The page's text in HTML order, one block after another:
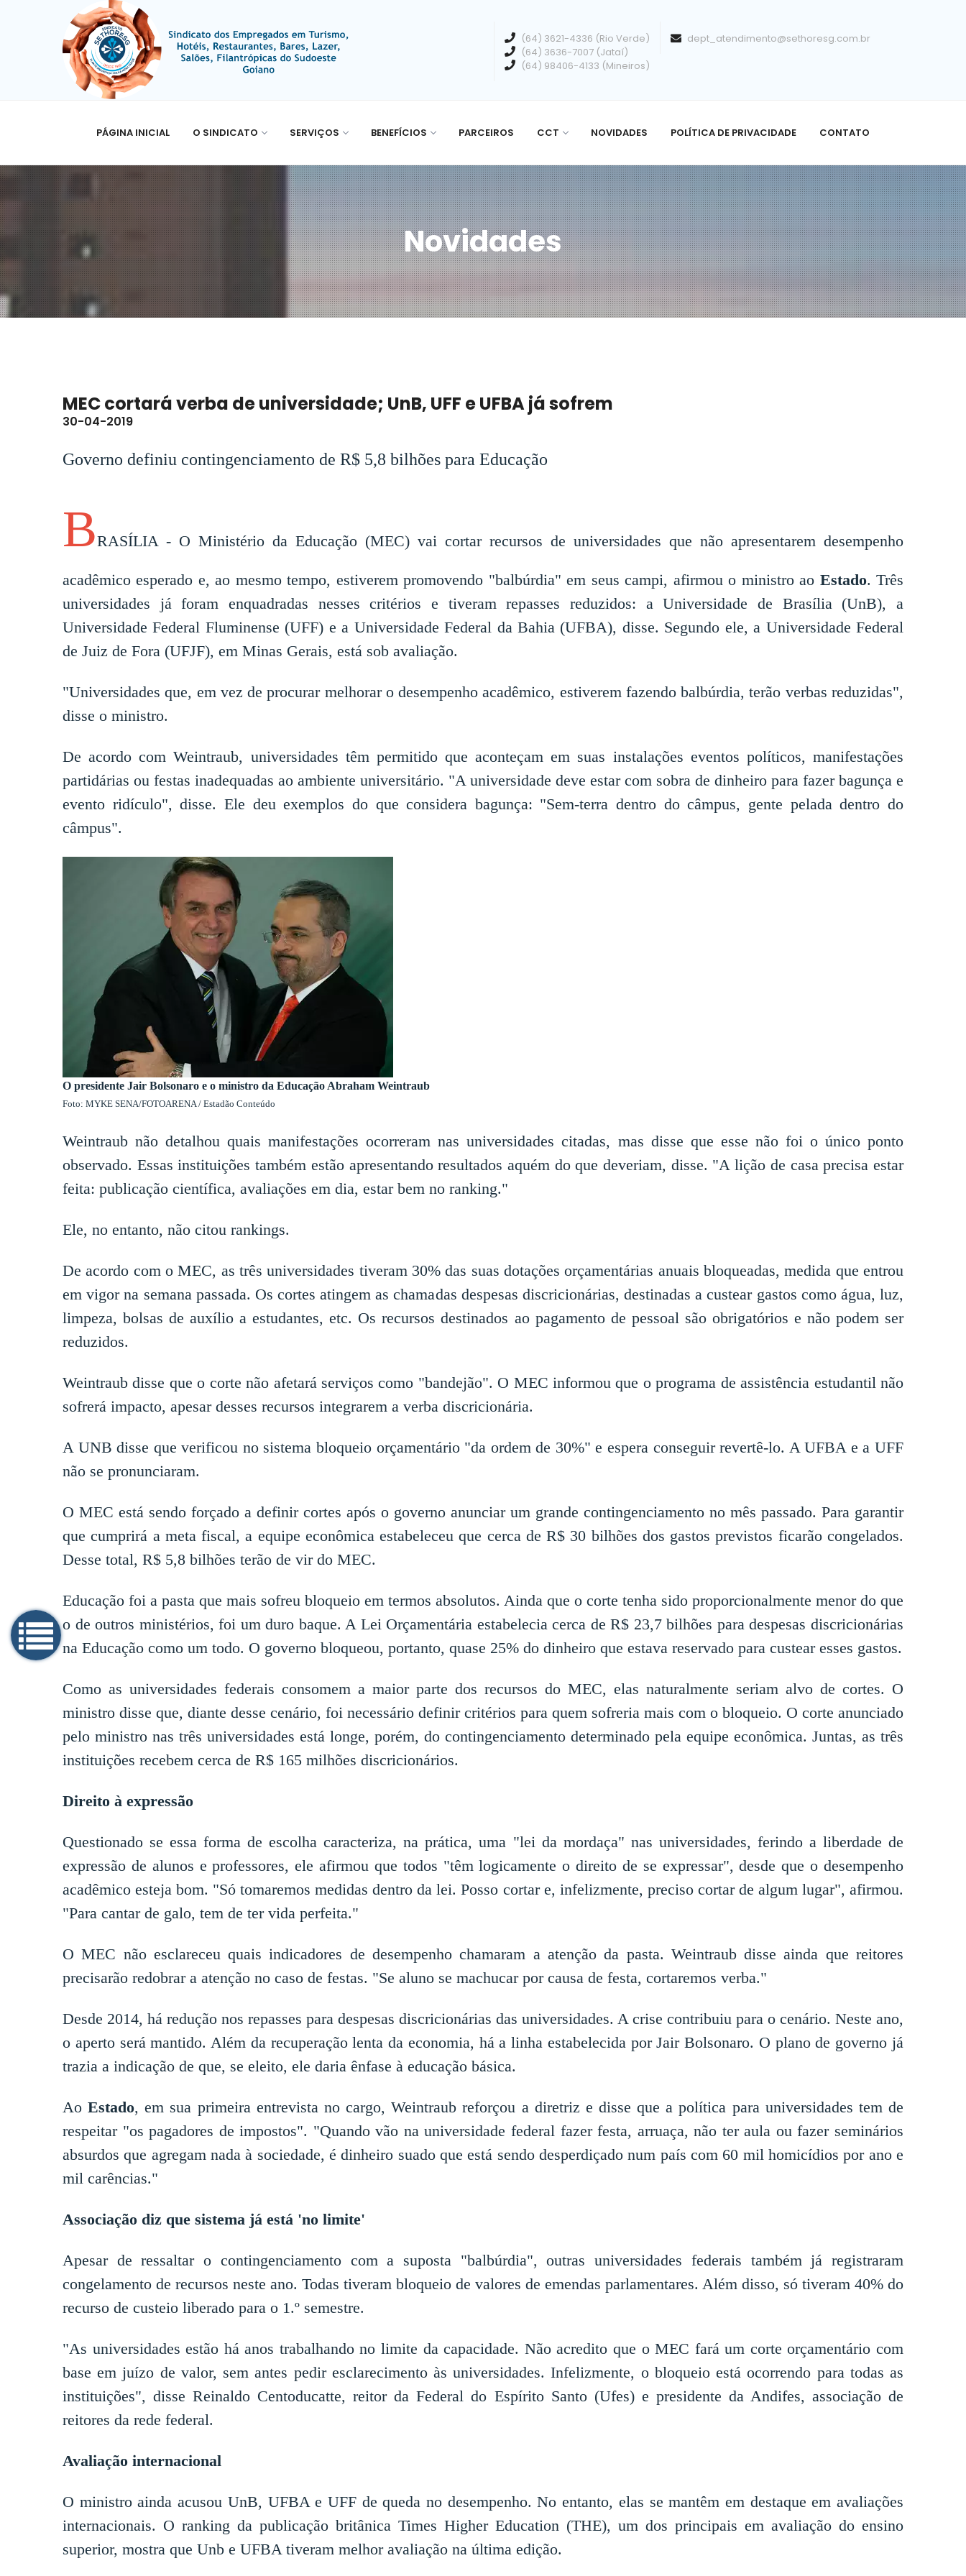
(64) 3621-4336 (Rio Verde)
(64) 3636-7007 (Jataí)
(64) 98406-4133 (Mineiros)
dept_atendimento@sethoresg.com.br
PÁGINA INICIAL O SINDICATO SERVIÇOS BENEFÍCIOS PARCEIROS CCT NOVIDADES POLÍTICA DE PRIVACIDADE CONTATO
Novidades
MEC cortará verba de universidade; UnB, UFF e UFBA já sofrem
30-04-2019
Governo definiu contingenciamento de R$ 5,8 bilhões para Educação
BRASÍLIA - O Ministério da Educação (MEC) vai cortar recursos de universidades que não apresentarem desempenho
acadêmico esperado e, ao mesmo tempo, estiverem promovendo "balbúrdia" em seus campi, afirmou o ministroao Estado. Três
universidades já foram enquadradas nesses critérios e tiveram repasses reduzidos: a Universidade de Brasília (UnB), a
Universidade Federal Fluminense (UFF) e a Universidade Federal da Bahia (UFBA), disse. Segundo ele, a Universidade Federal
de Juiz de Fora (UFJF), em Minas Gerais, está sob avaliação.
"Universidades que, em vez de procurar melhorar o desempenho acadêmico, estiverem fazendo balbúrdia, terão verbas reduzidas",
disse o ministro.
De acordo com Weintraub, universidades têm permitido que aconteçam em suas instalações eventos políticos, manifestações
partidárias ou festas inadequadas ao ambiente universitário. "A universidade deve estar com sobra de dinheiro para fazer bagunça e
evento ridículo", disse. Ele deu exemplos do que considera bagunça: "Sem-terra dentro do câmpus, gente pelada dentro do
câmpus".
O presidente Jair Bolsonaro e o ministro da Educação Abraham Weintraub
Foto: MYKE SENA/FOTOARENA / Estadão Conteúdo
Weintraub não detalhou quais manifestações ocorreram nas universidades citadas, mas disse que esse não foi o único ponto
observado. Essas instituições também estão apresentando resultados aquém do que deveriam, disse. "A lição de casa precisa estar
feita: publicação científica, avaliações em dia, estar bem no ranking."
Ele, no entanto, não citou rankings.
De acordo com o MEC, as três universidades tiveram 30% das suas dotações orçamentárias anuais bloqueadas, medida que entrou
em vigor na semana passada. Os cortes atingem as chamadas despesas discricionárias, destinadas a custear gastos como água, luz,
limpeza, bolsas de auxílio a estudantes, etc. Os recursos destinados ao pagamento de pessoal são obrigatórios e não podem ser
reduzidos.
Weintraub disse que o corte não afetará serviços como "bandejão". O MEC informou que o programa de assistência estudantil não
sofrerá impacto, apesar desses recursos integrarem a verba discricionária.
A UNB disse que verificou no sistema bloqueio orçamentário "da ordem de 30%" e espera conseguir revertê-lo. A UFBA e a UFF
não se pronunciaram.
O MEC está sendo forçado a definir cortes após o governo anunciar um grande contingenciamento no mês passado. Para garantir
que cumprirá a meta fiscal, a equipe econômica estabeleceu que cerca de R$ 30 bilhões dos gastos previstos ficarão congelados.
Desse total, R$ 5,8 bilhões terão de vir do MEC.
Educação foi a pasta que mais sofreu bloqueio em termos absolutos. Ainda que o corte tenha sido proporcionalmente menor do que
o de outros ministérios, foi um duro baque. A Lei Orçamentária estabelecia cerca de R$ 23,7 bilhões para despesas discricionárias
na Educação como um todo. O governo bloqueou, portanto, quase 25% do dinheiro que estava reservado para custear esses gastos.
Como as universidades federais consomem a maior parte dos recursos do MEC, elas naturalmente seriam alvo de cortes. O
ministro disse que, diante desse cenário, foi necessário definir critérios para quem sofreria mais com o bloqueio. O corte anunciado
pelo ministro nas três universidades está longe, porém, do contingenciamento determinado pela equipe econômica. Juntas, as três
instituições recebem cerca de R$ 165 milhões discricionários.
Direito à expressão
Questionado se essa forma de escolha caracteriza, na prática, uma "lei da mordaça" nas universidades, ferindo a liberdade de
expressão de alunos e professores, ele afirmou que todos "têm logicamente o direito de se expressar", desde que o desempenho
acadêmico esteja bom. "Só tomaremos medidas dentro da lei. Posso cortar e, infelizmente, preciso cortar de algum lugar", afirmou.
"Para cantar de galo, tem de ter vida perfeita."
O MEC não esclareceu quais indicadores de desempenho chamaram a atenção da pasta. Weintraub disse ainda que reitores
precisarão redobrar a atenção no caso de festas. "Se aluno se machucar por causa de festa, cortaremos verba."
Desde 2014, há redução nos repasses para despesas discricionárias das universidades. A crise contribuiu para o cenário. Neste ano,
o aperto será mantido. Além da recuperação lenta da economia, há a linha estabelecida por Jair Bolsonaro. O plano de governo já
trazia a indicação de que, se eleito, ele daria ênfase à educação básica.
AoEstado, em sua primeira entrevista no cargo, Weintraub reforçou a diretriz e disse que a política para universidades tem de
respeitar "os pagadores de impostos". "Quando vão na universidade federal fazer festa, arruaça, não ter aula ou fazer seminários
absurdos que agregam nada à sociedade, é dinheiro suado que está sendo desperdiçado num país com 60 mil homicídios por ano e
mil carências."
Associação diz que sistema já está 'no limite'
Apesar de ressaltar o contingenciamento com a suposta "balbúrdia", outras universidades federais também já registraram
congelamento de recursos neste ano. Todas tiveram bloqueio de valores de emendas parlamentares. Além disso, só tiveram 40% do
recurso de custeio liberado para o 1.º semestre.
"As universidades estão há anos trabalhando no limite da capacidade. Não acredito que o MEC fará um corte orçamentário com
base em juízo de valor, sem antes pedir esclarecimento às universidades. Infelizmente, o bloqueio está ocorrendo para todas as
instituições", disse Reinaldo Centoducatte, reitor da Federal do Espírito Santo (Ufes) e presidente da Andifes, associação de
reitores da rede federal.
Avaliação internacional
O ministro ainda acusou UnB, UFBA e UFF de queda no desempenho. No entanto, elas se mantêm em destaque em avaliações
internacionais. O ranking da publicação britânica Times Higher Education (THE), um dos principais em avaliação do ensino
superior, mostra que Unb e UFBA tiveram melhor avaliação na última edição.